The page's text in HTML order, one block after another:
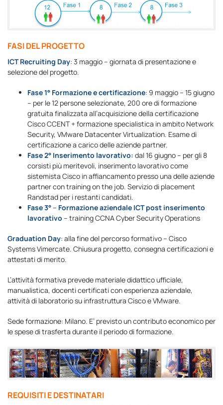
FASI DEL PROGETTO
ICT Recruiting Day: 3 maggio – giornata di presentazione e
selezione del progetto.
Fase 1° Formazione e certificazione: 9 maggio – 15 giugno
– per le 12 persone selezionate, 200 ore di formazione
gratuita finalizzata all’acquisizione della certificazione
Cisco CCENT + formazione specialistica in ambito Network
Security, VMware Datacenter Virtualization. Esame di
certificazione a carico delle aziende partner.
Fase 2° Inserimento lavorativo: dal 16 giugno – per gli 8
corsisti più meritevoli, inserimento lavorativo come
sistemista Cisco in affiancamento presso una delle aziende
partner con training on the job. Servizio di placement
Randstad per i restanti candidati.
Fase 3°– Formazione aziendale ICT post inserimento
lavorativo – training CCNA Cyber Security Operations
Graduation Day: alla fine del percorso formativo – Cisco
Systems Vimercate. Chiusura progetto, consegna certificazioni e
attestati di merito.
L’attività formativa prevede materiale didattico ufficiale,
manualistica, docenti certificati con esperienza aziendale,
attività di laboratorio su infrastruttura Cisco e VMware.
Sede formazione: Milano. E’ previsto un contributo economico per
le spese di trasferta durante il periodo di formazione.
REQUISITI E DESTINATARI